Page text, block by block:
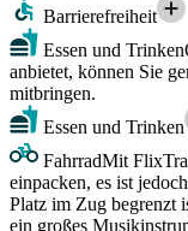
Barrierefreiheit
Essen und Trinken
anbietet, können Sie
mitbringen.
Essen und Trinken
FahrradMit
einpacken, es ist
Platz im Zug begrenzt
ein großes